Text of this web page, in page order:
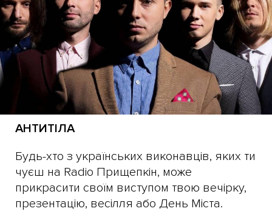
АНТИТІЛА
Будь-хто з українських виконавців, яких ти
чуєш на Radio Прищепкін, може
прикрасити своїм виступом твою вечірку,
презентацію, весілля або День Міста.